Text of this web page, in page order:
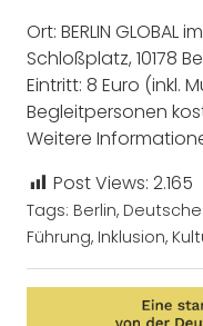
Ort: BERLIN GLOBAL
Schloßplatz, 10178
Eintritt: 8 Euro (inkl.
Begleitpersonen
Weitere
Post Views: 2.165
Tags: Berlin,
Führung, Inklusion,